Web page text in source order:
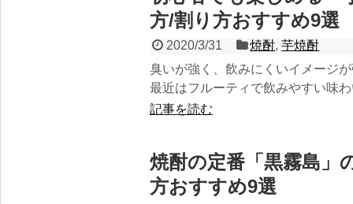
方/割り方おすすめ9選
2020/3/31 焼酎,芋焼酎
臭いが強く、飲みにくいイメージ
最近はフルーティで飲みやすい味
記事を読む
焼酎の定番「黒霧島」
方おすすめ9選